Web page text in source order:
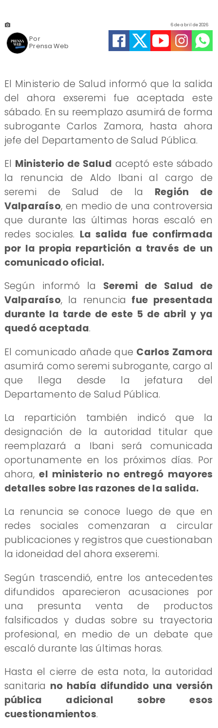
Prensa Web
6 de abril de 2026
Por
El Ministerio de Salud informó que la salida
del ahora exseremi fue aceptada este
sábado. En su reemplazo asumirá de forma
subrogante Carlos Zamora, hasta ahora
jefe del Departamento de Salud Pública.
El Ministerio de Salud aceptó este sábado
la renuncia de Aldo Ibani al cargo de
seremi de Salud de la Región de
Valparaíso, en medio de una controversia
que durante las últimas horas escaló en
redes sociales. La salida fue confirmada
por la propia repartición a través de un
comunicado oficial.
Según informó la Seremi de Salud de
Valparaíso, la renuncia fue presentada
durante la tarde de este 5 de abril y ya
quedó aceptada.
El comunicado añade que Carlos Zamora
asumirá como seremi subrogante, cargo al
que llega desde la jefatura del
Departamento de Salud Pública.
La repartición también indicó que la
designación de la autoridad titular que
reemplazará a Ibani será comunicada
oportunamente en los próximos días. Por
ahora,el ministerio no entregó mayores
detalles sobre las razones de la salida.
La renuncia se conoce luego de que en
redes sociales comenzaran a circular
publicaciones y registros que cuestionaban
la idoneidad del ahora exseremi.
Según trascendió, entre los antecedentes
difundidos aparecieron acusaciones por
una presunta venta de productos
falsificados y dudas sobre su trayectoria
profesional, en medio de un debate que
escaló durante las últimas horas.
Hasta el cierre de esta nota, la autoridad
sanitaria no había difundido una versión
pública adicional sobre esos
cuestionamientos.